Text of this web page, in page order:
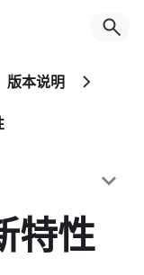
版本说明
特性